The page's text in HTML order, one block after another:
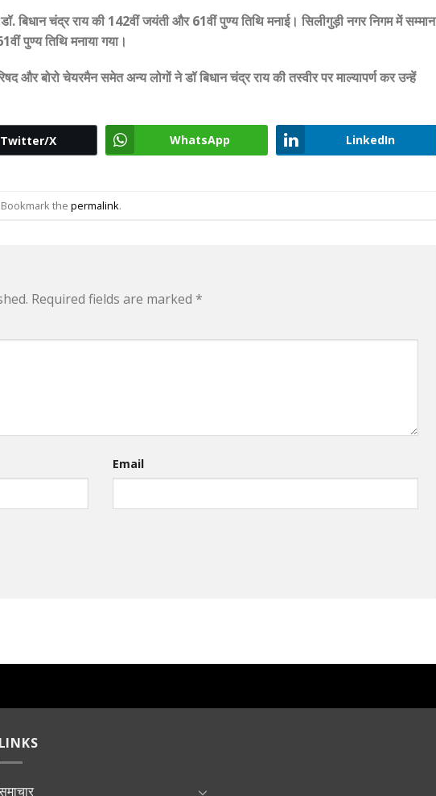
बिधान चंद्र राय की 142वीं जयंती और 61वीं पुण्य तिथि मनाई। सिलीगुड़ी नगर निगम में सम्मान
पुण्य तिथि मनाया गया।
और बोरो चेयरमैन समेत अन्य लोगों ने डॉ बिधान चंद्र राय की तस्वीर पर माल्यापर्ण कर उन्हें
Twitter/X WhatsApp LinkedIn
Bookmark the permalink.
Required fields are marked *
Email
LINKS